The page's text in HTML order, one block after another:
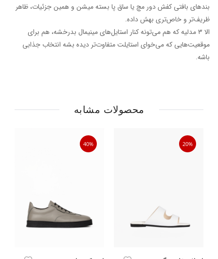
بندهای بافتی کفش دور مچ یا ساق پا بسته میشن و همین جزئیات، ظاهر
ظریف‌تر و خاص‌تری بهش داده.
الا ۳ مدلیه که هم می‌تونه کنار استایل‌های مینیمال بدرخشه، هم برای
موقعیت‌هایی که می‌خوای استایلت متفاوت‌تر دیده بشه انتخاب جذابی
باشه.
محصولات مشابه
20%
40%